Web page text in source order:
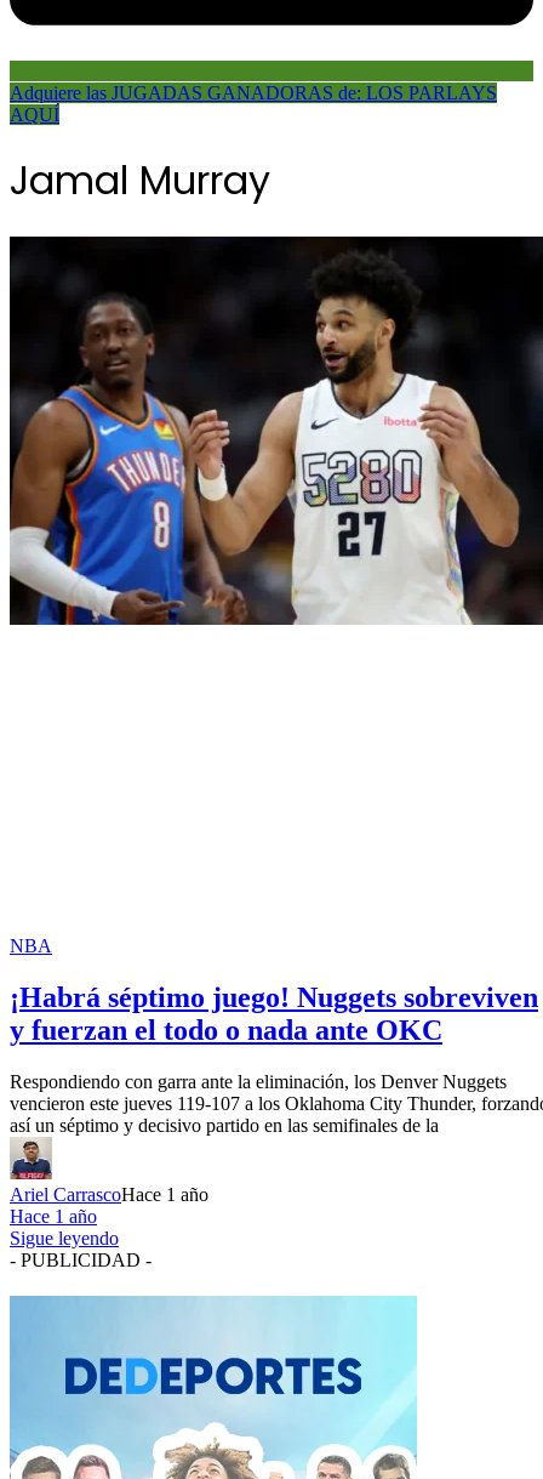
Adquiere las JUGADAS GANADORAS de: LOS PARLAYS
AQUÍ
Jamal Murray
NBA
¡Habrá séptimo juego! Nuggets sobreviven
y fuerzan el todo o nada ante OKC
Respondiendo con garra ante la eliminación, los Denver Nuggets
vencieron este jueves 119-107 a los Oklahoma City Thunder,
así un séptimo y decisivo partido en las semifinales de la
Ariel CarrascoHace 1 año
Hace 1 año
Sigue leyendo
- PUBLICIDAD -